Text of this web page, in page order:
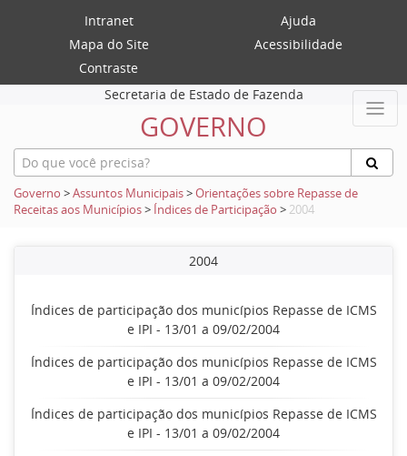
Intranet
Ajuda
Mapa do Site
Acessibilidade
Contraste
Secretaria de Estado de Fazenda
GOVERNO
Governo >Assuntos Municipais>Orientações sobre Repasse de
Receitas aos Municípios> Índices de Participação > 2004
2004
Índices de participação dos municípios Repasse de ICMS
e IPI - 13/01 a 09/02/2004
Índices de participação dos municípios Repasse de ICMS
e IPI - 13/01 a 09/02/2004
Índices de participação dos municípios Repasse de ICMS
e IPI - 13/01 a 09/02/2004